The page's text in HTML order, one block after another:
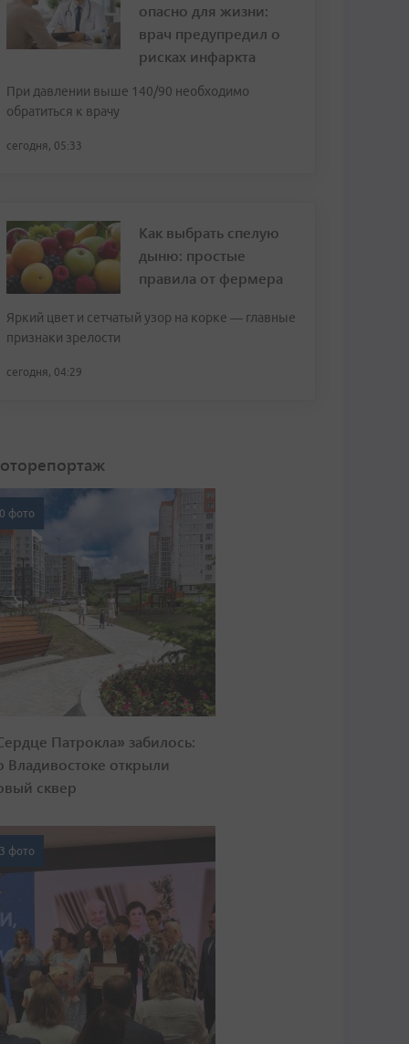
опасно для жизни:
врач предупредил о
рисках инфаркта
При давлении выше 140/90 необходимо
обратиться к врачу
сегодня, 05:33
Как выбрать спелую
дыню: простые
правила от фермера
Яркий цвет и сетчатый узор на корке — главные
признаки зрелости
сегодня, 04:29
фото
Патрокла» забилось:
Владивостоке открыли
сквер
фото